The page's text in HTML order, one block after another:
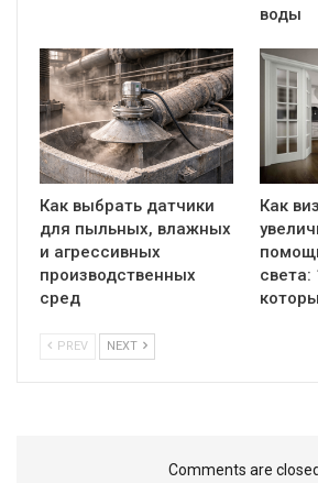
воды
Как выбрать датчики
для пыльных, влажных
и агрессивных
производственных
сред
Как
света:
PREV NEXT
Comments are closed.